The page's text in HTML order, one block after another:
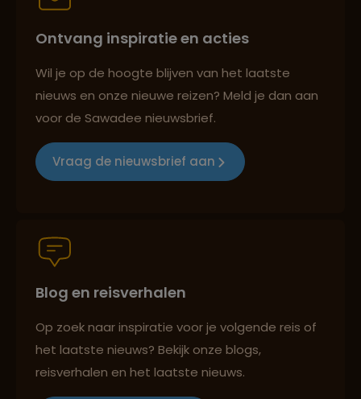
Reizen met oog voor mens, cultuur en milieu
Persoonlijk en deskundig reisadvies
Best beoordeelde reisroutes
Ontvang inspiratie en acties
Wil je op de hoogte blijven van het laatste
nieuws en onze nieuwe reizen? Meld je dan aan
voor de Sawadee nieuwsbrief.
Vraag de nieuwsbrief aan
Blog en reisverhalen
Op zoek naar inspiratie voor je volgende reis of
het laatste nieuws? Bekijk onze blogs,
reisverhalen en het laatste nieuws.